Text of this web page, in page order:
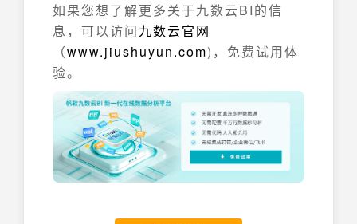
如果您想了解更多关于九数云BI的信
息，可以访问九数云官网
（www.jiushuyun.com)，免费试用体
验。